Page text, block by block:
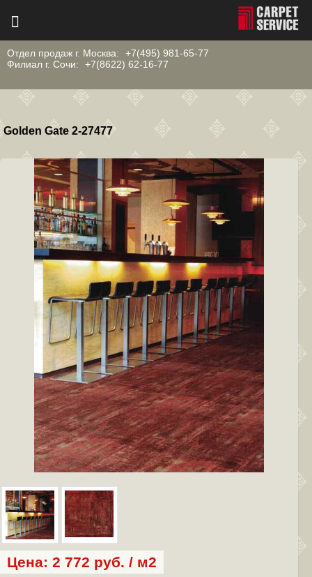
Отдел продаж г. Москва:
+7(495) 981-65-77
Филиал г. Сочи:
+7(8622) 62-16-77
Golden Gate 2-27477
Цена: 2 772 руб. / м2